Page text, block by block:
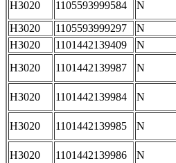
H3020 1105593999584
N
H3020
1105593999297
N
H3020
1101442139409
N
H3020
1101442139987 N
H3020 1101442139984 N
H3020 1101442139985 N
H3020 1101442139986 N